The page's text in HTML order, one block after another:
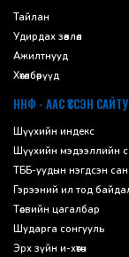
Тайлан
Удирдах зөвлөл
Ажилтнууд
Хөтөлбөрүүд
ННФ - ААС ҮҮССЭН
Шүүхийн индекс
Шүүхийн мэдээллийн
ТББ-уудын нэгдсэн сан
Гэрээний ил тод
Төсвийн цагалбар
Шударга сонгууль
Эрх зүйн и-хөтөч